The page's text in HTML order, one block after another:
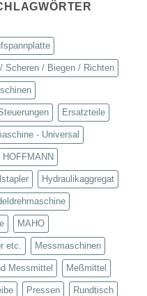
Scheren / Biegen / Richten
Ersatzteile
- Universal
HOFFMANN
Hydraulikaggregat
MAHO
etc. Messmaschinen
Messmittel Meßmittel
Pressen Rundtisch